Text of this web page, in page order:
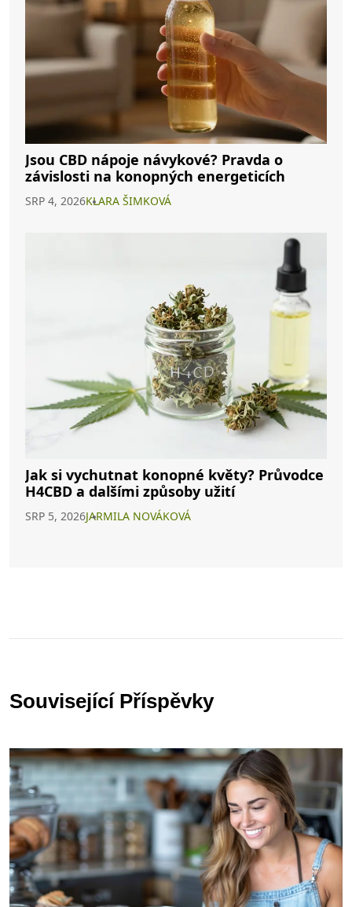
Jsou CBD nápoje návykové? Pravda o
závislosti na konopných energeticích
SRP 4, 2026KLARA ŠIMKOVÁ
Jak si vychutnat konopné květy? Průvodce
H4CBD a dalšími způsoby užití
SRP 5, 2026JARMILA NOVÁKOVÁ
Související Příspěvky